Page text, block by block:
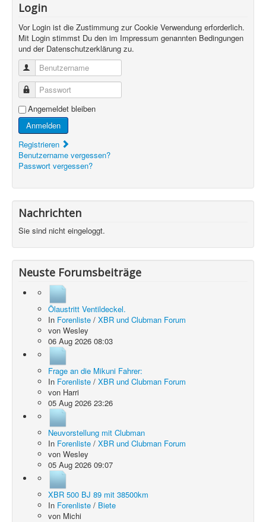
Login
Vor Login ist die Zustimmung zur Cookie Verwendung erforderlich.
Mit Login stimmst Du den im Impressum genannten Bedingungen
und der Datenschutzerklärung zu.
Benutzername
Passwort
Angemeldet bleiben
Anmelden
Registrieren
Benutzername vergessen?
Passwort vergessen?
Nachrichten
Sie sind nicht eingeloggt.
Neuste Forumsbeiträge
Ölaustritt Ventildeckel.
In Forenliste / XBR und Clubman Forum
von Wesley
06 Aug 2026 08:03
Frage an die Mikuni Fahrer:
In Forenliste / XBR und Clubman Forum
von Harri
05 Aug 2026 23:26
Neuvorstellung mit Clubman
In Forenliste / XBR und Clubman Forum
von Wesley
05 Aug 2026 09:07
XBR 500 BJ 89 mit 38500km
In Forenliste / Biete
von Michi